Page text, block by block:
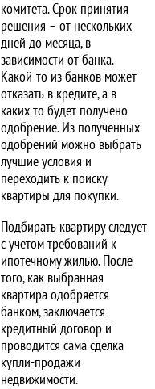
комитета. Срок принятия
решения – от нескольких
дней до месяца, в
зависимости от банка.
Какой-то из банков может
отказать в кредите, а в
каких-то будет получено
одобрение. Из полученных
одобрений можно выбрать
лучшие условия и
переходить к поиску
квартиры для покупки.
Подбирать квартиру следует
с учетом требований к
ипотечному жилью. После
того, как выбранная
квартира одобряется
банком, заключается
кредитный договор и
проводится сама сделка
купли-продажи
недвижимости.